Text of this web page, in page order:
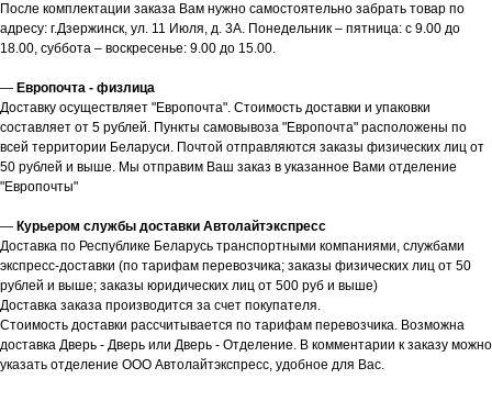
После комплектации заказа Вам нужно самостоятельно забрать товар по
адресу: г.Дзержинск, ул. 11 Июля, д. 3А. Понедельник – пятница: с 9.00 до
18.00, суббота – воскресенье: 9.00 до 15.00.
— Европочта - физлица
Доставку осуществляет "Европочта". Стоимость доставки и упаковки
составляет от 5 рублей. Пункты самовывоза "Европочта" расположены по
всей территории Беларуси. Почтой отправляются заказы физических лиц от
50 рублей и выше. Мы отправим Ваш заказ в указанное Вами отделение
"Европочты"
— Курьером службы доставки Автолайтэкспресс
Доставка по Республике Беларусь транспортными компаниями, службами
экспресс-доставки (по тарифам перевозчика; заказы физических лиц от 50
рублей и выше; заказы юридических лиц от 500 руб и выше)
Доставка заказа производится за счет покупателя.
Стоимость доставки рассчитывается по тарифам перевозчика. Возможна
доставка Дверь - Дверь или Дверь - Отделение. В комментарии к заказу можно
указать отделение ООО Автолайтэкспресс, удобное для Вас.